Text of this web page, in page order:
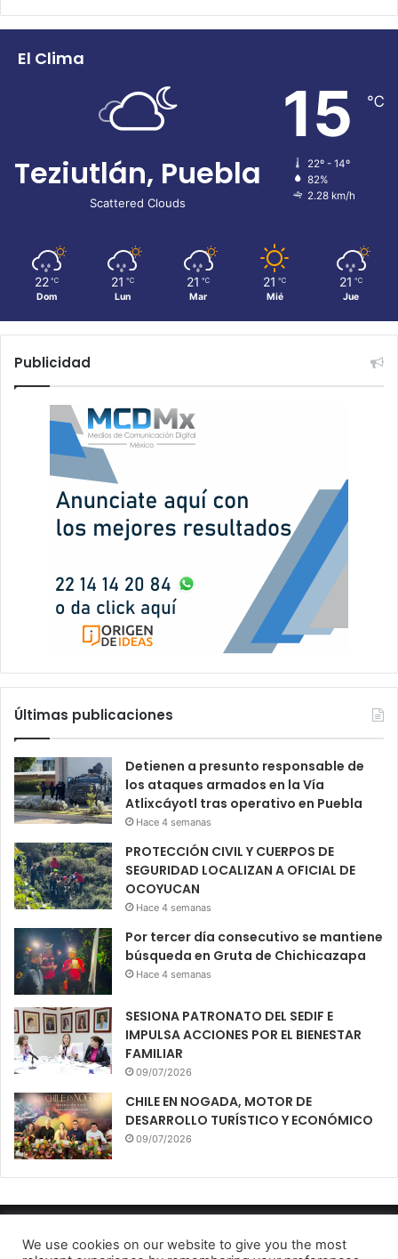
El Clima
Teziutlán, Puebla
Scattered Clouds
15 ℃
22º - 14º
82%
2.28 km/h
22 ℃
Dom
21 ℃
Lun
21 ℃
Mar
21 ℃
Mié
21 ℃
Jue
Publicidad
Últimas publicaciones
Detienen a presunto responsable de
los ataques armados en la Vía
Atlixcáyotl tras operativo en Puebla
Hace 4 semanas
PROTECCIÓN CIVIL Y CUERPOS DE
SEGURIDAD LOCALIZAN A OFICIAL DE
OCOYUCAN
Hace 4 semanas
Por tercer día consecutivo se mantiene
búsqueda en Gruta de Chichicazapa
Hace 4 semanas
SESIONA PATRONATO DEL SEDIF E
IMPULSA ACCIONES POR EL BIENESTAR
FAMILIAR
09/07/2026
CHILE EN NOGADA, MOTOR DE
DESARROLLO TURÍSTICO Y ECONÓMICO
09/07/2026
Diario El Oportuno 2022
We use cookies on our website to give you the most